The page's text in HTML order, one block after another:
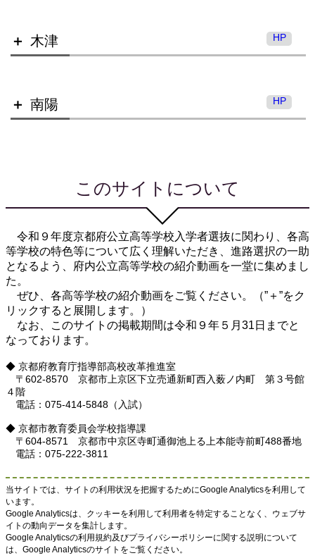
京都八幡高等学校 南キャンパス
久御山高等学校
田辺高等学校
木津 HP
木津高等学校
南陽 HP
南陽高等学校
このサイトについて
令和９年度京都府公立高等学校入学者選抜に関わり、各高
等学校の特色等について広く理解いただき、進路選択の一助
となるよう、府内公立高等学校の紹介動画を一堂に集めまし
た。
ぜひ、各高等学校の紹介動画をご覧ください。（”＋”をク
リックすると展開します。）
なお、このサイトの掲載期間は令和９年５月31日までと
なっております。
◆ 京都府教育庁指導部高校改革推進室
〒602-8570 京都市上京区下立売通新町西入薮ノ内町 第３号館
４階
電話：075-414-5848（入試）
◆ 京都市教育委員会学校指導課
〒604-8571 京都市中京区寺町通御池上る上本能寺前町488番地
電話：075-222-3811
当サイトでは、サイトの利用状況を把握するためにGoogle Analyticsを利用して
います。
Google Analyticsは、クッキーを利用して利用者を特定することなく、ウェブサ
イトの動向データを集計します。
Google Analyticsの利用規約及びプライバシーポリシーに関する説明について
は、Google Analyticsのサイトをご覧ください。